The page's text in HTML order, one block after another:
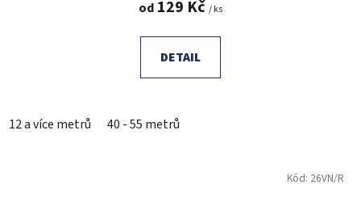
od 129 Kč / ks
DETAIL
12 a více metrů 40 - 55 metrů
Kód: 26VN/R